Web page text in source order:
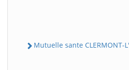
Mutuelle sante CLERMONT-